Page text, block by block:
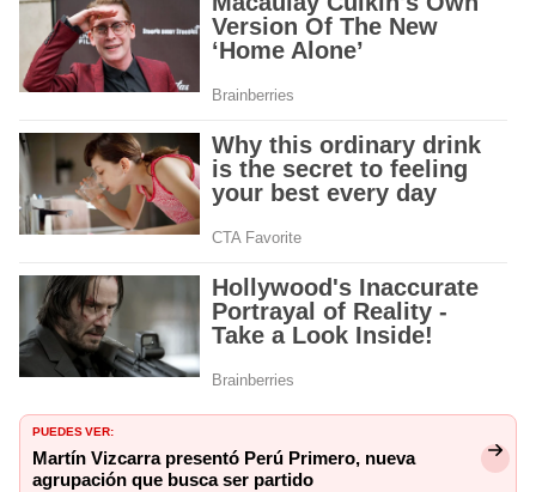
PUEDES VER:
Martín Vizcarra presentó Perú Primero, nueva
agrupación que busca ser partido